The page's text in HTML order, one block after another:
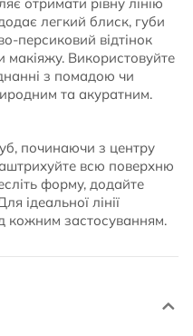
легкий блиск, губи
персиковий відтінок
макіяжу. Використовуйте
з помадою чи
та акуратним.
починаючи з центру
всю поверхню
форму, додайте
ідеальної лінії
кожним застосуванням.